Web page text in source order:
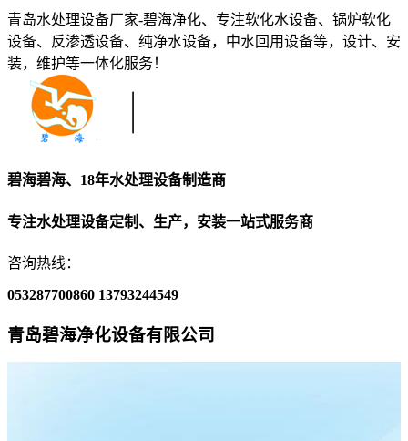
青岛水处理设备厂家-碧海净化、专注软化水设备、锅炉软化
设备、反渗透设备、纯净水设备，中水回用设备等，设计、安
装，维护等一体化服务！
碧海碧海、18年水处理设备制造商
专注水处理设备定制、生产，安装一站式服务商
咨询热线：
053287700860 13793244549
青岛碧海净化设备有限公司